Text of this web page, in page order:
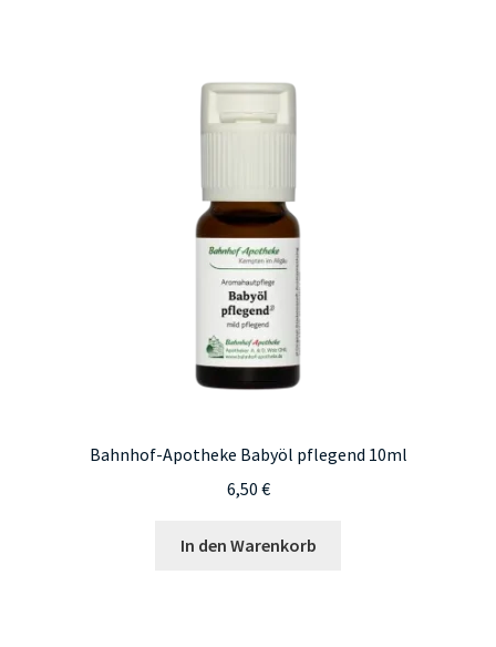
Bahnhof-Apotheke Babyöl pflegend 10ml
6,50 €
In den Warenkorb